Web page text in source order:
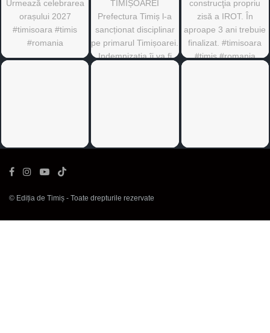
© Ediția de Timiș - Toate drepturile rezervate